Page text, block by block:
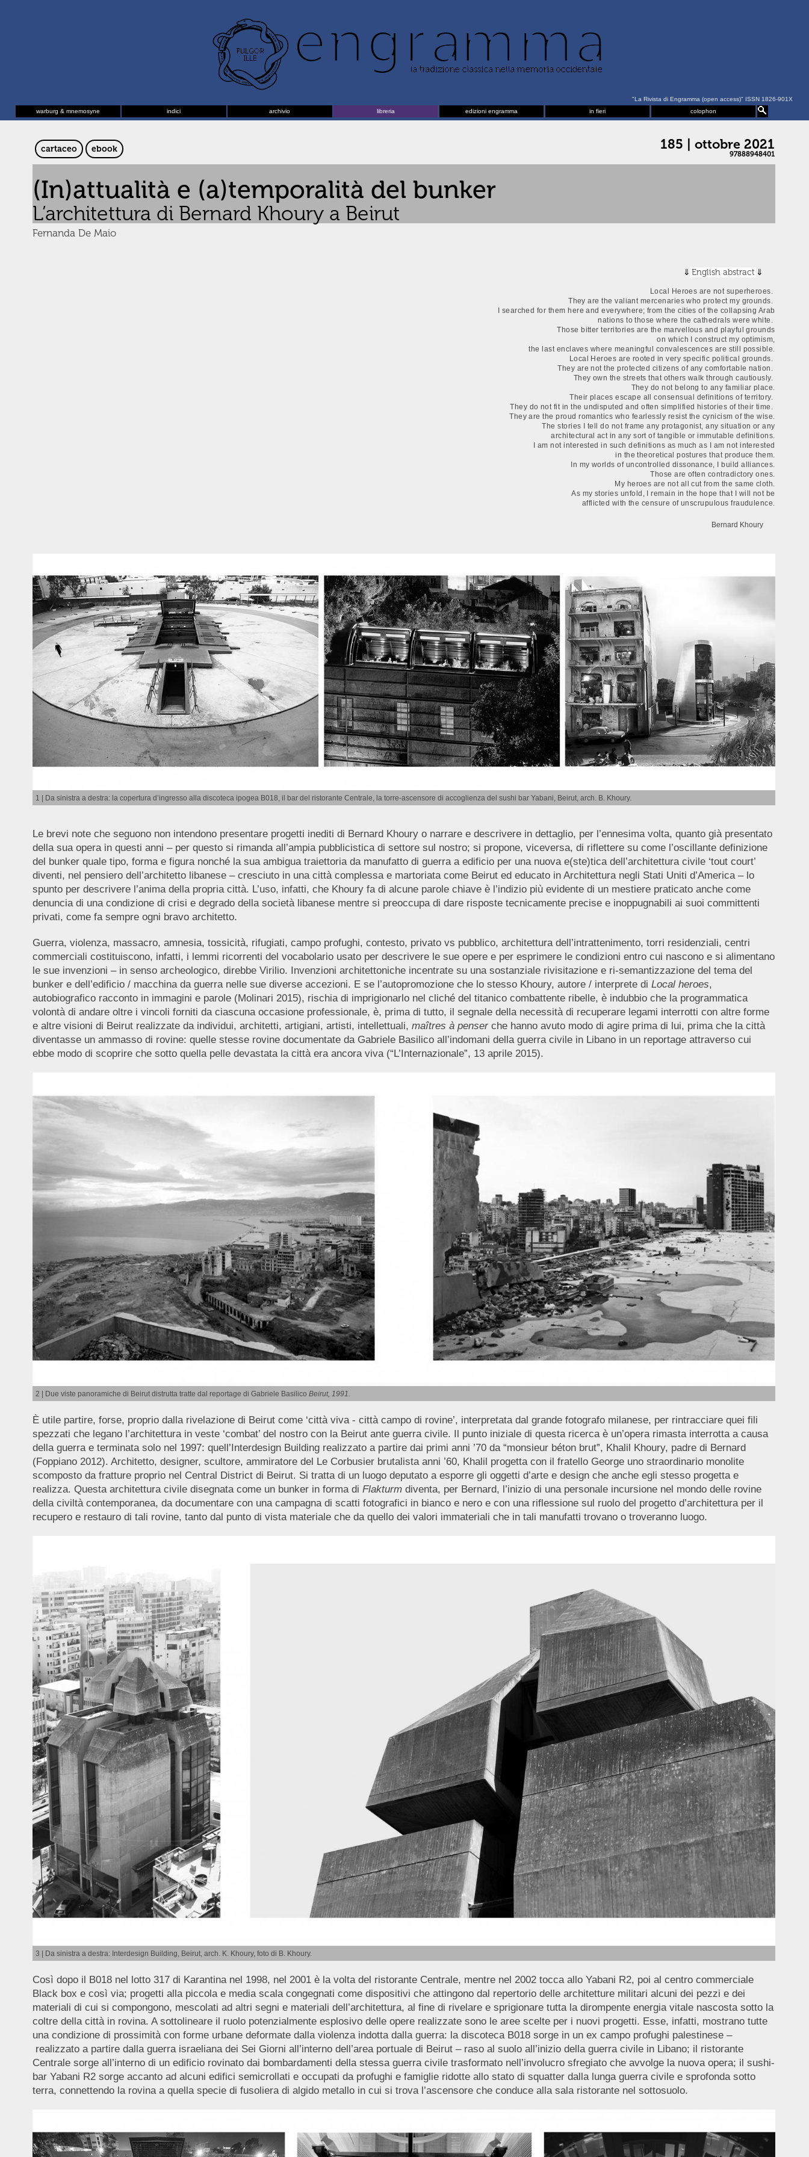
"La Rivista di Engramma (open access)" ISSN 1826-901X
warburg & mnemosyne
indici archivio libreria edizioni engramma in fieri colophon
cartaceo ebook 185 | ottobre 2021
97888948401
(In)attualità e (a)temporalità del bunker
L’architettura di Bernard Khoury a Beirut
Fernanda De Maio
English abstract
Local Heroes are not superheroes.
They are the valiant mercenaries who protect my grounds.
I searched for them here and everywhere; from the cities of the collapsing Arab
nations to those where the cathedrals were white.
Those bitter territories are the marvellous and playful grounds
on which I construct my optimism,
the last enclaves where meaningful convalescences are still possible.
Local Heroes are rooted in very specific political grounds.
They are not the protected citizens of any comfortable nation.
They own the streets that others walk through cautiously.
They do not belong to any familiar place.
Their places escape all consensual definitions of territory.
They do not fit in the undisputed and often simplified histories of their time.
They are the proud romantics who fearlessly resist the cynicism of the wise.
The stories I tell do not frame any protagonist, any situation or any
architectural act in any sort of tangible or immutable definitions.
I am not interested in such definitions as much as I am not interested
in the theoretical postures that produce them.
In my worlds of uncontrolled dissonance, I build alliances.
Those are often contradictory ones.
My heroes are not all cut from the same cloth.
As my stories unfold, I remain in the hope that I will not be
afflicted with the censure of unscrupulous fraudulence.
Bernard Khoury
1 | Da sinistra a destra: la copertura d’ingresso alla discoteca ipogea B018, il bar del ristorante Centrale, la torre-ascensore di accoglienza del sushi bar Yabani, Beirut, arch. B. Khoury.
Le brevi note che seguono non intendono presentare progetti inediti di Bernard Khoury o narrare e descrivere in dettaglio, per l’ennesima volta, quanto già presentato
della sua opera in questi anni – per questo si rimanda all’ampia pubblicistica di settore sul nostro; si propone, viceversa, di riflettere su come l’oscillante definizione
del bunker quale tipo, forma e figura nonché la sua ambigua traiettoria da manufatto di guerra a edificio per una nuova e(ste)tica dell’architettura civile ‘tout court’
diventi, nel pensiero dell’architetto libanese – cresciuto in una città complessa e martoriata come Beirut ed educato in Architettura negli Stati Uniti d’America – lo
spunto per descrivere l’anima della propria città. L’uso, infatti, che Khoury fa di alcune parole chiave è l’indizio più evidente di un mestiere praticato anche come
denuncia di una condizione di crisi e degrado della società libanese mentre si preoccupa di dare risposte tecnicamente precise e inoppugnabili ai suoi committenti
privati, come fa sempre ogni bravo architetto.
Guerra, violenza, massacro, amnesia, tossicità, rifugiati, campo profughi, contesto, privato vs pubblico, architettura dell’intrattenimento, torri residenziali, centri
commerciali costituiscono, infatti, i lemmi ricorrenti del vocabolario usato per descrivere le sue opere e per esprimere le condizioni entro cui nascono e si alimentano
le sue invenzioni – in senso archeologico, direbbe Virilio. Invenzioni architettoniche incentrate su una sostanziale rivisitazione e ri-semantizzazione del tema del
bunker e dell’edificio / macchina da guerra nelle sue diverse accezioni. E se l’autopromozione che lo stesso Khoury, autore / interprete di Local heroes,
autobiografico racconto in immagini e parole (Molinari 2015), rischia di imprigionarlo nel cliché del titanico combattente ribelle, è indubbio che la programmatica
volontà di andare oltre i vincoli forniti da ciascuna occasione professionale, è, prima di tutto, il segnale della necessità di recuperare legami interrotti con altre forme
e altre visioni di Beirut realizzate da individui, architetti, artigiani, artisti, intellettuali, maîtres à penserche hanno avuto modo di agire prima di lui, prima che la città
diventasse un ammasso di rovine: quelle stesse rovine documentate da Gabriele Basilico all’indomani della guerra civile in Libano in un reportage attraverso cui
ebbe modo di scoprire che sotto quella pelle devastata la città era ancora viva (“L’Internazionale”, 13 aprile 2015).
2 | Due viste panoramiche di Beirut distrutta tratte dal reportage di Gabriele Basilico Beirut, 1991.
È utile partire, forse, proprio dalla rivelazione di Beirut come ‘città viva - città campo di rovine’, interpretata dal grande fotografo milanese, per rintracciare quei fili
spezzati che legano l’architettura in veste ‘combat’ del nostro con la Beirut ante guerra civile. Il punto iniziale di questa ricerca è un’opera rimasta interrotta a causa
della guerra e terminata solo nel 1997: quell’Interdesign Building realizzato a partire dai primi anni ’70 da “monsieur béton brut”, Khalil Khoury, padre di Bernard
(Foppiano 2012). Architetto, designer, scultore, ammiratore del Le Corbusier brutalista anni ’60, Khalil progetta con il fratello George uno straordinario monolite
scomposto da fratture proprio nel Central District di Beirut. Si tratta di un luogo deputato a esporre gli oggetti d’arte e design che anche egli stesso progetta e
realizza. Questa architettura civile disegnata come un bunker in forma di Flakturmdiventa, per Bernard, l’inizio di una personale incursione nel mondo delle rovine
della civiltà contemporanea, da documentare con una campagna di scatti fotografici in bianco e nero e con una riflessione sul ruolo del progetto d’architettura per il
recupero e restauro di tali rovine, tanto dal punto di vista materiale che da quello dei valori immateriali che in tali manufatti trovano o troveranno luogo.
3 | Da sinistra a destra: Interdesign Building, Beirut, arch. K. Khoury, foto di B. Khoury.
Così dopo il B018 nel lotto 317 di Karantina nel 1998, nel 2001 è la volta del ristorante Centrale, mentre nel 2002 tocca allo Yabani R2, poi al centro commerciale
Black box e così via; progetti alla piccola e media scala congegnati come dispositivi che attingono dal repertorio delle architetture militari alcuni dei pezzi e dei
materiali di cui si compongono, mescolati ad altri segni e materiali dell’architettura, al fine di rivelare e sprigionare tutta la dirompente energia vitale nascosta sotto la
coltre della città in rovina. A sottolineare il ruolo potenzialmente esplosivo delle opere realizzate sono le aree scelte per i nuovi progetti. Esse, infatti, mostrano tutte
una condizione di prossimità con forme urbane deformate dalla violenza indotta dalla guerra: la discoteca B018 sorge in un ex campo profughi palestinese –
realizzato a partire dalla guerra israeliana dei Sei Giorni all’interno dell’area portuale di Beirut – raso al suolo all’inizio della guerra civile in Libano; il ristorante
Centrale sorge all’interno di un edificio rovinato dai bombardamenti della stessa guerra civile trasformato nell’involucro sfregiato che avvolge la nuova opera; il sushi-
bar Yabani R2 sorge accanto ad alcuni edifici semicrollati e occupati da profughi e famiglie ridotte allo stato di squatter dalla lunga guerra civile e sprofonda sotto
terra, connettendo la rovina a quella specie di fusoliera di algido metallo in cui si trova l’ascensore che conduce alla sala ristorante nel sottosuolo.